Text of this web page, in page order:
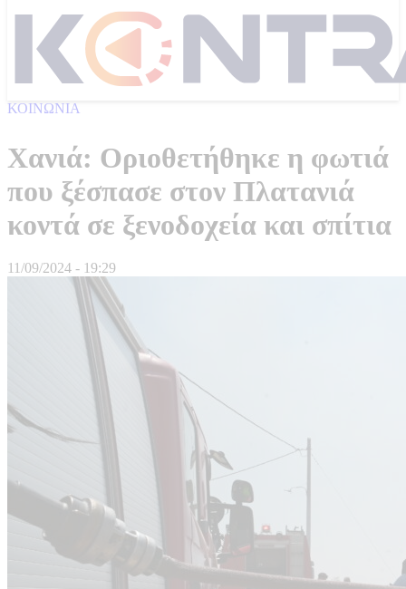
ΚΟΙΝΩΝΙΑ
Χανιά: Οριοθετήθηκε η φωτιά
που ξέσπασε στον Πλατανιά
κοντά σε ξενοδοχεία και σπίτια
11/09/2024 - 19:29